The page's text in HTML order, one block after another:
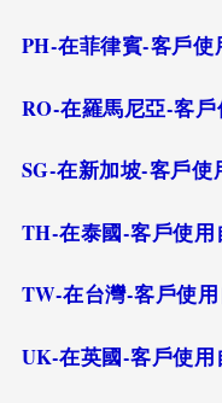
PH-在菲律賓-客戶
RO-在羅馬尼亞-客
SG-在新加坡-客戶
TH-在泰國-客戶使用
TW-在台灣-客戶使
UK-在英國-客戶使